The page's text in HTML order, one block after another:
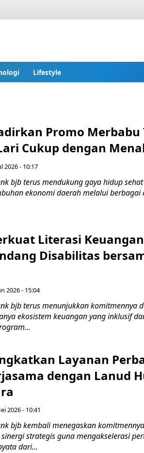
Lifestyle
Promo Merbabu
Cukup dengan
2026 - 10:17
bjb terus mendukung gaya hidup
ekonomi daerah melalui berbagai
Literasi
Disabilitas
2026 - 15:04
bjb terus menunjukkan komitmennya
ekosistem keuangan yang inklusif
Layanan
dengan Lanud
2026 - 10:41
bjb kembali menegaskan komitmennya
strategis guna mengakselerasi
dari...